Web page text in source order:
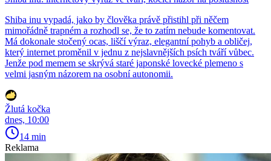
Shiba inu vypadá, jako by člověka právě přistihl při něčem
mimořádně trapném a rozhodl se, že to zatím nebude komentovat.
Má dokonale stočený ocas, liščí výraz, elegantní pohyb a obličej,
který internet proměnil v jednu z nejslavnějších psích tváří vůbec.
Jenže pod memem se skrývá staré japonské lovecké plemeno s
velmi jasným názorem na osobní autonomii.
Žlutá kočka
dnes, 10:00
14 min
Reklama